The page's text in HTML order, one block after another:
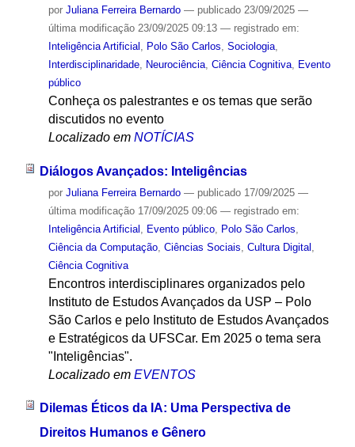
por Juliana Ferreira Bernardo — publicado23/09/2025 —
última modificação23/09/2025 09:13 — registrado em:
Inteligência Artificial , Polo São Carlos, Sociologia,
Interdisciplinaridade, Neurociência, Ciência Cognitiva, Evento
público
Conheça os palestrantes e os temas que serão
discutidos no evento
Localizado em NOTÍCIAS
Diálogos Avançados: Inteligências
por Juliana Ferreira Bernardo — publicado17/09/2025 —
última modificação17/09/2025 09:06 — registrado em:
Inteligência Artificial
Evento público, Polo São Carlos
Ciência da Computação, Ciências Sociais Cultura Digital
Ciência Cognitiva
Encontros interdisciplinares organizados pelo
Instituto de Estudos Avançados da USP – Polo
São Carlos e pelo Instituto de Estudos Avançados
e Estratégicos da UFSCar. Em 2025 o tema sera
"Inteligências".
Localizado em EVENTOS
Dilemas Éticos da IA: Uma Perspectiva de
Direitos Humanos e Gênero